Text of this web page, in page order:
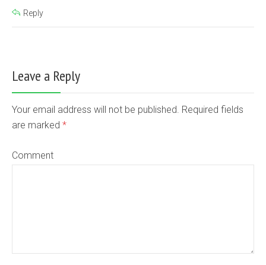
Reply
Leave a Reply
Your email address will not be published. Required fields
are marked *
Comment